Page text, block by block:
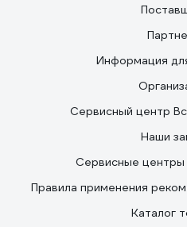
Информация
Сервисный центр
Наши
Сервисные центры
Правила применения
Каталог